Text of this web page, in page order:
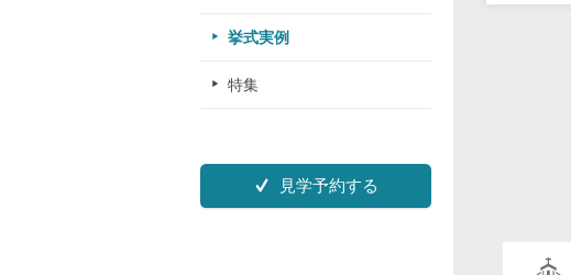
挙式実例
特集
見学予約する